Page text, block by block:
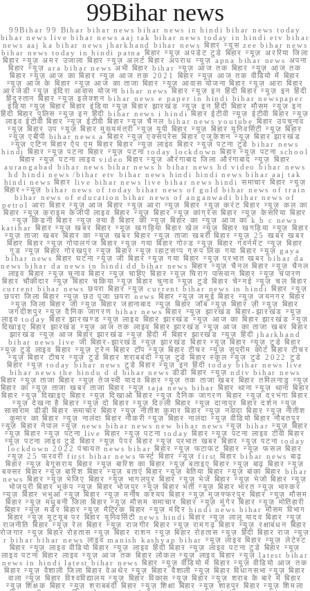
99Bihar news
99Bihar 99 Bihar bihar news bihar news in hindi bihar news today
bihar news live bihar news aaj tak bihar news today in hindi etv bihar
news aaj ka bihar news jharkhand bihar news बिहार न्यूस zee bihar news
bihar news today in hindi patna बिहार न्यूज़ अपडेट टुडे बिहार न्यूज़ अररिया जिला
बिहार न्यूज़ अमर उजाला बिहार न्यूज़ अलर्ट बिहार अपराध न्यूज़ apna bihar news अपना
बिहार न्यूज़ ara bihar news अभी बिहार bihar न्यूज़ आज तक बिहार न्यूज़ आज तक
बिहार न्यूज़ आज का बिहार न्यूज़ आज तक 2021 बिहार न्यूज़ आज तक वीडियो में बिहार
न्यूज़ आज के बिहार न्यूज़ आज का ताजा बिहार न्यूज़ आवास योजना बिहार न्यूज़ आरा बिहार
आरजेडी न्यूज़ इंदिरा आवास योजना bihar news बिहार न्यूज़ इन हिंदी बिहार न्यूज़ इन हिंदी
हिंदुस्तान बिहार न्यूज़ इलेक्शन bihar news e paper in hindi bihar newspaper
इंडिया न्यूज़ बिहार बिहार इंडिया न्यूज़ बिहार झारखंड न्यूज़ इन हिंदी बिहार मौसम न्यूज़ इन
हिंदी बिहार पुलिस न्यूज़ इन हिंदी bihar news i hindi बिहार ईटीवी न्यूज़ ईटीवी बिहार न्यूज़
लाइव ईटीवी बिहार न्यूज़ ईटीवी बिहार न्यूज़ चैनल bihar news youtube बिहार उपचुनाव
न्यूज़ बिहार उप न्यूज़ बिहार मुख्यमंत्री न्यूज़ यूपी बिहार न्यूज़ बिहार यूनिवर्सिटी न्यूज़ बिहार
न्यूज़ एबीपी bihar news a बिहार न्यूज़ एक्सप्रेस बिहार एजुकेशन न्यूज़ बिहार झारखंड
न्यूज़ एटिन बिहार ऐप एम बिहार बिहार न्यूज़ लाइव बिहार न्यूज़ पटना टुडे bihar news
hindi बिहार न्यूज़ पटना बिहार न्यूज़ पटना today lockdown बिहार न्यूज़ पटना school
बिहार न्यूज़ पटना लाइव video बिहार न्यूज़ औरंगाबाद जिला औरंगाबाद न्यूज़ बिहार
aurangabad bihar news bihar news h bihar news hd video bihar news
hd hindi news /bihar etv bihar news hindi hindi news bihar aaj tak
hindi news बिहार live bihar news live bihar news hindi समाचार बिहार न्यूज़
बिहार+न्यूज़ bihar news of today bihar news of gold bihar news of train
bihar news of education bihar news of anganwadi bihar news of
petrol आरा बिहार न्यूज़ आज बिहार न्यूज़ आरा न्यूज़ बिहार न्यूज़ करंट बिहार न्यूज़ कल का
बिहार न्यूज़ क्राइम केजीपी लाइव बिहार न्यूज़ बिहार न्यूज़ कांग्रेस बिहार न्यूज़ केसरिया बिहार
न्यूज़ किडनी बिहार न्यूज़ क्या है बिहार की न्यूज़ बिहार का न्यूज़ आज का k b c news
katihar बिहार न्यूज़ खबर बिहार न्यूज़ खगड़िया बिहार खेल न्यूज़ बिहार खगड़िया न्यूज़ बिहार
न्यूज़ ताजा खबर बिहार का न्यूज़ खबर बिहार न्यूज़ ताजा खबरी बिहार न्यूज़ 25 खबर खबर
बिहार बिहार न्यूज़ गोपालगंज बिहार न्यूज़ गया बिहार गोल्ड न्यूज़ बिहार गवर्नमेंट न्यूज़ बिहार
गुड न्यूज़ बिहार गोरखपुर न्यूज़ बिहार न्यूज़ व्हाट्सप्प ग्रुप लिंक गया बिहार न्यूज़ gaya
bihar news बिहार घटना न्यूज़ जी बिहार न्यूज़ गया बिहार न्यूज़ प्रभात खबर bihar da
news bihar da news in hindi dd bihar news बिहार न्यूज़ चैनल बिहार न्यूज़ चैनल
लाइव बिहार न्यूज़ चुनाव बिहार न्यूज़ चाहिए बिहार न्यूज़ चिराग पासवान बिहार न्यूज़ चंपारण
बिहार चौकीदार न्यूज़ बिहार चकिया न्यूज़ बिहार चुनाव न्यूज़ टुडे बिहार चेन्नई न्यूज़ चल बिहार
current bihar news छपरा बिहार न्यूज़ current bihar news in hindi बिहार न्यूज़
छपरा जिला बिहार न्यूज़ छठ पूजा छपरा news बिहार न्यूज़ जमुई बिहार न्यूज़ जयनगर बिहार
न्यूज़ जिला बिहार जी न्यूज़ बिहार जहानाबाद न्यूज़ बिहार जॉब न्यूज़ बिहार ज़ी न्यूज़ बिहार
जगदीशपुर न्यूज़ दैनिक जागरण bihar news बिहार न्यूज़ झारखंड बिहार-झारखंड न्यूज़
लाइव today बिहार झारखण्ड न्यूज़ लाइव बिहार झारखंड न्यूज़ आज का बिहार झारखंड न्यूज़
दिखाइए बिहार झारखंड न्यूज़ आज तक लाइव बिहार झारखंड न्यूज़ आज का ताजा खबर बिहार
झारखंड न्यूज़ आज बिहार झारखंड न्यूज़ हिंदी में बिहार झारखंड न्यूज़ हिंदी jharkhand
bihar news live जी बिहार-झारखंड न्यूज़ झारखंड बिहार न्यूज़ बिहार न्यूज़ टुडे बिहार
न्यूज़ टुडे लाइव बिहार न्यूज़ ट्रेन बिहार टॉप न्यूज़ बिहार टीचर न्यूज़ सुप्रीम कोर्ट बिहार टीचर
न्यूज़ बिहार टीचर न्यूज़ टुडे बिहार शराबबंदी न्यूज़ टुडे बिहार स्कूल न्यूज़ टुडे 2022 टुडे
बिहार न्यूज़ today bihar news टुडे बिहार न्यूज़ इन हिंदी today bihar news live
bihar news the hindu d d bihar news डीडी बिहार न्यूज़ ndtv bihar news
बिहार न्यूज़ ताजा बिहार न्यूज़ तेजस्वी यादव बिहार न्यूज़ तक ताजा खबर बिहार तमिलनाडु न्यूज़
बिहार का न्यूज़ ताजा खबर ताजा बिहार न्यूज़ taja news bihar बिहार थाना न्यूज़ थाना बिहार
बिहार न्यूज़ दिखाइए बिहार न्यूज़ दिखाओ बिहार न्यूज़ दैनिक जागरण बिहार न्यूज़ दरभंगा बिहार
न्यूज़ देखना है बिहार न्यूज़ दो बिहार न्यूज़ दिल्ली बिहार न्यूज़ दानापुर बिहार दर्शन न्यूज़
सासाराम डीडी बिहार समाचार बिहार न्यूज़ नीतीश कुमार बिहार न्यूज़ नवादा बिहार न्यूज़ नीतीश
कुमार का बिहार न्यूज़ नालंदा बिहार नौकरी न्यूज़ बिहार नालंदा न्यूज़ वीडियो बिहार नौबतपुर
न्यूज़ बिहार नेपाल न्यूज़ news bihar news new bihar news न्यूज़ bihar न्यूज़ बिहार
न्यूज़ बिहार न्यूज़ पटना live बिहार न्यूज़ पटना today बिहार न्यूज़ पटना लाइव टीवी बिहार
न्यूज़ पटना लाइव टुडे बिहार न्यूज़ पेपर बिहार न्यूज़ प्रभात खबर बिहार न्यूज़ पटना today
lockdown 2022 पंचायत news bihar बिहार न्यूज़ फटाफट बिहार न्यूज़ फसल बिहार
न्यूज़ 25 फरवरी first bihar news फर्स्ट बिहार न्यूज़ first बिहार bihar news बाढ़
बिहार न्यूज़ बेगूसराय बिहार न्यूज़ बारिश का बिहार न्यूज़ बताइए बिहार न्यूज़ बाढ़ बिहार न्यूज़
बक्सर बिहार न्यूज़ बारिश बिहार न्यूज़ बताएं बिहार न्यूज़ बेतिया बिहार न्यूज़ बांका बिहार bihar
news बिहार न्यूज़ भेजिए बिहार न्यूज़ भागलपुर बिहार न्यूज़ भेजें बिहार न्यूज़ भेजो बिहार न्यूज़
भोजपुरी बिहार भूकंप न्यूज़ बिहार भोजपुर न्यूज़ बिहार भर्ती न्यूज़ बिहार भारत न्यूज़ भास्कर
न्यूज़ बिहार भभुआ न्यूज़ बिहार न्यूज़ मनीष कश्यप बिहार न्यूज़ मुजफ्फरपुर बिहार न्यूज़ मौसम
बिहार न्यूज़ मधुबनी जिला बिहार न्यूज़ मौसम समाचार बिहार न्यूज़ मुंगेर बिहार न्यूज़ मोतिहारी
बिहार न्यूज़ मर्डर बिहार न्यूज़ मैट्रिक बिहार न्यूज़ मंदिर hindi news bihar मौसम विभाग
बिहार न्यूज़ यूट्यूब पर बिहार यूनिवर्सिटी news hindi बिहार न्यूज़ लालू यादव बिहार न्यूज़
राजनीति बिहार न्यूज़ रेल बिहार न्यूज़ राजगीर बिहार न्यूज़ रामगढ़ बिहार न्यूज़ रक्षाबंधन बिहार
रोजगार न्यूज़ बिहार रोहतास न्यूज़ बिहार राशन न्यूज़ बिहार रोहतास न्यूज़ हिंदी बिहार राज न्यूज़
r bihar bihar news लाइव manish kashyap bihar न्यूज़ लाइव बिहार न्यूज़ लेटेस्ट
बिहार न्यूज़ लाइव वीडियो बिहार न्यूज़ लाइव हिंदी बिहार न्यूज़ लाइव पटना टुडे बिहार न्यूज़
लाइव पटना बिहार लाइव न्यूज़ आज तक बिहार लोकल न्यूज़ लाइव बिहार न्यूज़ latest bihar
news in hindi latest bihar news बिहार न्यूज़ वीडियो में बिहार न्यूज़ वीडियो आज तक
बिहार न्यूज़ वैशाली जिला बिहार वेअथेर न्यूज़ बिहार वैशाली न्यूज़ बिहार विधानसभा न्यूज़ बिहार
वाला न्यूज़ बिहार विश्वविद्यालय न्यूज़ बिहार विकास न्यूज़ बिहार न्यूज़ शराब के बारे में बिहार
न्यूज़ शिक्षक बिहार न्यूज़ शराबबंदी बिहार न्यूज़ शिक्षा बिहार न्यूज़ शाहपुर बिहार न्यूज़ शिमला